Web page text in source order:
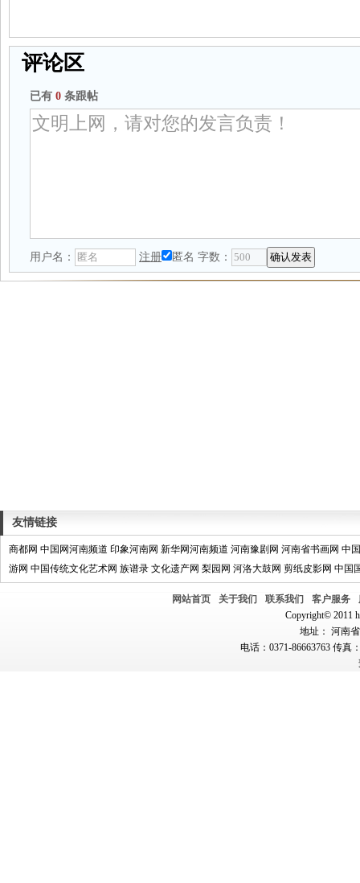
评论区
已有 0 条跟帖
用户名： 注册 匿名 字数：
友情链接
商都网 中国网河南频道 印象河南网 新华网河南频道 河南豫剧网 河南省书画网 中
游网 中国传统文化艺术网 族谱录 文化遗产网 梨园网 河洛大鼓网 剪纸皮影网 中国
网站首页 关于我们 联系我们 客户服务
Copyright© 2011
地址： 河南
电话：0371-86663763 传真